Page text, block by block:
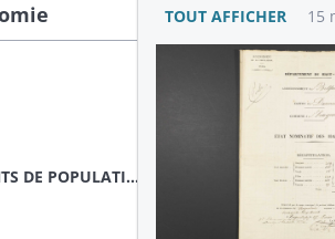
DE POPULATION
TOUT AFFICHER 15